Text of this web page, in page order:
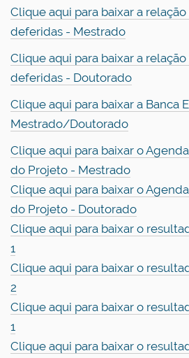
Clique aqui para baixar a
deferidas - Mestrado
Clique aqui para baixar a
deferidas - Doutorado
Clique aqui para baixar a Banca
Mestrado/Doutorado
Clique aqui para baixar o
do Projeto - Mestrado
Clique aqui para baixar o
do Projeto - Doutorado
Clique aqui para baixar o
1
Clique aqui para baixar o
2
Clique aqui para baixar o
1
Clique aqui para baixar o